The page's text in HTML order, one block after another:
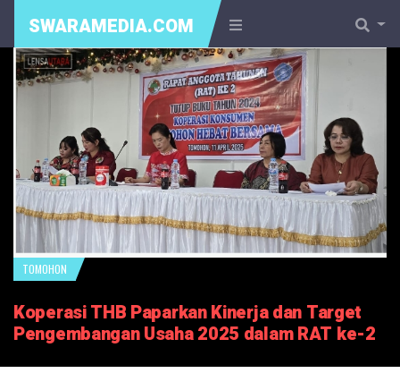
SWARAMEDIA.COM
TOMOHON
Koperasi THB Paparkan Kinerja dan Target
Pengembangan Usaha 2025 dalam RAT ke-2